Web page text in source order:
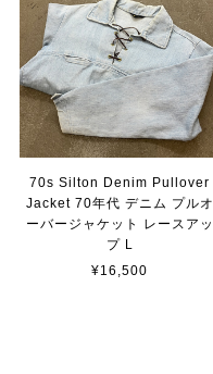
70s Silton Denim Pullover
Jacket 70年代 デニム プルオ
ーバージャケット レースアッ
プ L
¥16,500